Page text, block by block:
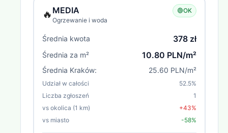
🔥 MEDIA
Ogrzewanie i woda
🟢OK
Średnia kwota 378 zł
Średnia za m² 10.80 PLN/m²
Średnia Kraków: 25.60 PLN/m²
Udział w całości 52.5%
Liczba zgłoszeń
1
vs okolica (1 km)
+43%
vs miasto
-58%